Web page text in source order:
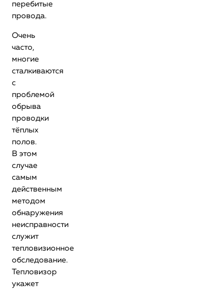
перебитые
провода.
Очень
часто,
многие
сталкиваются
с
проблемой
обрыва
проводки
тёплых
полов.
В этом
случае
самым
действенным
методом
обнаружения
неисправности
служит
тепловизионное
обследование.
Тепловизор
укажет